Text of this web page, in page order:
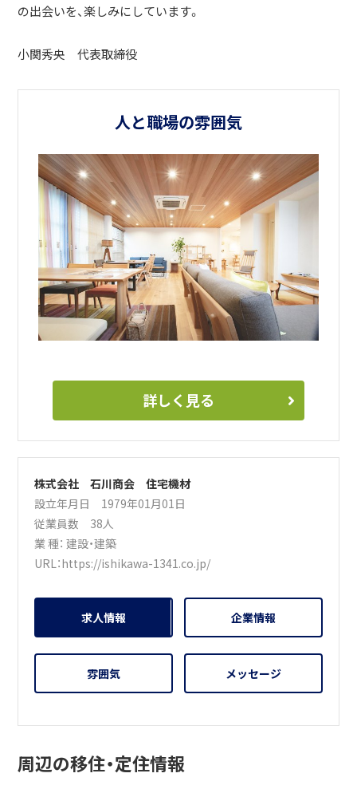
の出会いを、楽しみにしています。
小関秀央 代表取締役
人と職場の雰囲気
詳しく見る
株式会社 石川商会 住宅機材
設立年月日 1979年01月01日
従業員数 38人
業 種：建設・建築
URL：https://ishikawa-1341.co.jp/
求人情報 企業情報
雰囲気 メッセージ
周辺の移住・定住情報